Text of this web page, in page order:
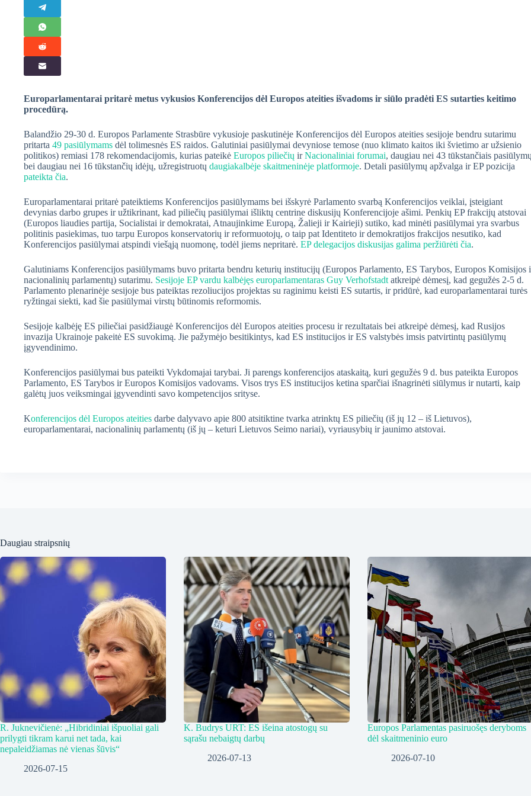
Europarlamentarai pritarė metus vykusios Konferencijos dėl Europos ateities išvadoms ir siūlo pradėti ES sutarties keitimo
procedūrą.
Balandžio 29-30 d. Europos Parlamente Strasbūre vykusioje paskutinėje Konferencijos dėl Europos ateities sesijoje bendru sutarimu
pritarta 49 pasiūlymams dėl tolimesnės ES raidos. Galutiniai pasiūlymai devyniose temose (nuo klimato kaitos iki švietimo ar užsienio
politikos) remiasi 178 rekomendacijomis, kurias pateikė Europos piliečių irNacionaliniai forumai, daugiau nei 43 tūkstančiais
bei daugiau nei 16 tūkstančių idėjų, užregistruotų daugiakalbėje skaitmeninėje platformoje. Detali pasiūlymų apžvalga ir EP pozicija
pateikta čia.
Europarlamentarai pritarė pateiktiems Konferencijos pasiūlymams bei išskyrė Parlamento svarbą Konferencijos veiklai, įsteigiant
devynias darbo grupes ir užtikrinant, kad piliečių pasiūlymai išliktų centrine diskusijų Konferencijoje ašimi. Penkių EP frakcijų atstovai
(Europos liaudies partija, Socialistai ir demokratai, Atnaujinkime Europą, Žalieji ir Kairieji) sutiko, kad minėti pasiūlymai yra svarbus
politinis pasiekimas, tuo tarpu Europos konservatorių ir reformuotojų, o taip pat Identiteto ir demokratijos frakcijos nesutiko, kad
Konferencijos pasiūlymai atspindi viešąją nuomonę, todėl jiems nepritarė. EP delegacijos diskusijas galima peržiūrėti čia.
Galutiniams Konferencijos pasiūlymams buvo pritarta bendru keturių institucijų (Europos Parlamento, ES Tarybos, Europos Komisijos
nacionalinių parlamentų) sutarimu. Sesijoje EP vardu kalbėjęs europarlamentaras Guy Verhofstadt atkreipė dėmesį, kad gegužės 2-5 d.
Parlamento plenarinėje sesijoje bus pateiktas rezoliucijos projektas su raginimu keisti ES sutartis, ir pridūrė, kad europarlamentarai turės
ryžtingai siekti, kad šie pasiūlymai virstų būtinomis reformomis.
Sesijoje kalbėję ES piliečiai pasidžiaugė Konferencijos dėl Europos ateities procesu ir rezultatais bei atkreipė dėmesį, kad Rusijos
invazija Ukrainoje pakeitė ES suvokimą. Jie pažymėjo besitikintys, kad ES institucijos ir ES valstybės imsis patvirtintų pasiūlymų
įgyvendinimo.
Konferencijos pasiūlymai bus pateikti Vykdomajai tarybai. Ji parengs konferencijos ataskaitą, kuri gegužės 9 d. bus pateikta Europos
Parlamento, ES Tarybos ir Europos Komisijos vadovams. Visos trys ES institucijos ketina sparčiai išnagrinėti siūlymus ir nutarti, kaip
galėtų juos veiksmingai įgyvendinti savo kompetencijos srityse.
Konferencijos dėl Europos ateities darbe dalyvavo apie 800 atsitiktine tvarka atrinktų ES piliečių (iš jų 12 – iš Lietuvos),
europarlamentarai, nacionalinių parlamentų (iš jų – keturi Lietuvos Seimo nariai), vyriausybių ir jaunimo atstovai.
Daugiau straipsnių
R. Juknevičienė: „Hibridiniai išpuoliai gali
prilygti tikram karui net tada, kai
nepaleidžiamas nė vienas šūvis“
2026-07-15
K. Budrys URT: ES išeina atostogų su
sąrašu nebaigtų darbų
2026-07-13
Europos Parlamentas pasiruošęs deryboms
dėl skaitmeninio euro
2026-07-10